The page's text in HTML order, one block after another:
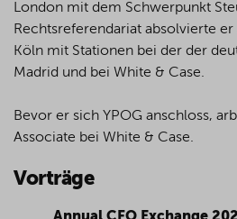
London mit dem Schwerpunkt
Rechtsreferendariat absolvierte
Köln mit Stationen bei der der
Madrid und bei White & Case.
Bevor er sich YPOG anschloss,
Associate bei White & Case.
Vorträge